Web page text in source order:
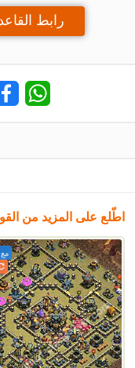
رابط
اطّلع على المزيد من